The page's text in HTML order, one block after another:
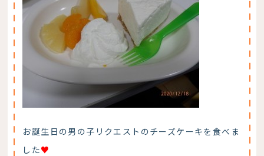
お誕生日の男の子リクエストのチーズケーキを食べま
した♥